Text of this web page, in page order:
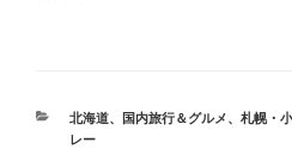
カ
テ
北海道、 国内旅行＆グルメ、 札幌・
レー